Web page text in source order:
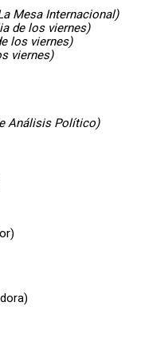
Mesa Internacional)
de los viernes)
los viernes)
viernes)
Análisis Político)